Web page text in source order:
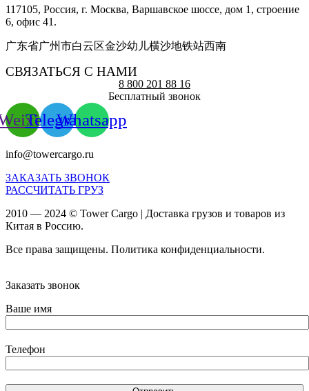
117105, Россия, г. Москва, Варшавское шоссе, дом 1, строение
6, офис 41.
广东省广州市白云区金沙幼儿横沙地铁站西南
СВЯЗАТЬСЯ С НАМИ
8 800 201 88 16
Бесплатный звонок
TelegramWhatsapp
info@towercargo.ru
ЗАКАЗАТЬ ЗВОНОК
РАССЧИТАТЬ ГРУЗ
2010 — 2024 © Tower Cargo | Доставка грузов и товаров из
Китая в Россию.
Все права защищены. Политика конфиденциальности.
Заказать звонок
Ваше имя
Телефон